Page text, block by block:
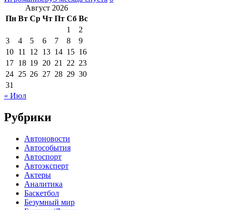
Август 2026
Пн Вт Ср Чт Пт Сб Вс
1
2
3
4 5 6 7 8
9
10 11 12 13 14 15 16
17 18 19 20 21 22 23
24 25 26 27 28 29 30
31
« Июл
Рубрики
Автоновости
Автособытия
Автоспорт
Автоэксперт
Актеры
Аналитика
Баскетбол
Безумный мир